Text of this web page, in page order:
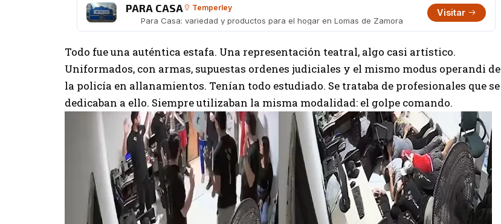
PARA CASA Temperley
Para Casa: variedad y productos para el hogar en Lomas de Zamora
Visitar
Todo fue una auténtica estafa. Una representación teatral, algo casi artístico.
Uniformados, con armas, supuestas ordenes judiciales y el mismo modus operandi de
la policía en allanamientos. Tenían todo estudiado. Se trataba de profesionales que se
dedicaban a ello. Siempre utilizaban la misma modalidad: el golpe comando.